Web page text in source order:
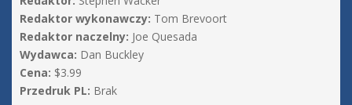
Redaktor wykonawczy: Tom Brevoort
Redaktor naczelny: Joe Quesada
Wydawca: Dan Buckley
Cena: $3.99
Przedruk PL: Brak